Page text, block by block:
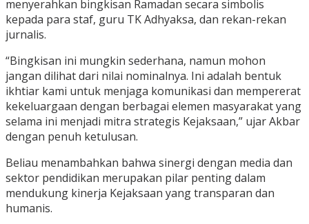
menyerahkan bingkisan Ramadan secara simbolis
kepada para staf, guru TK Adhyaksa, dan rekan-rekan
jurnalis.
“Bingkisan ini mungkin sederhana, namun mohon
jangan dilihat dari nilai nominalnya. Ini adalah bentuk
ikhtiar kami untuk menjaga komunikasi dan mempererat
kekeluargaan dengan berbagai elemen masyarakat yang
selama ini menjadi mitra strategis Kejaksaan,” ujar Akbar
dengan penuh ketulusan.
Beliau menambahkan bahwa sinergi dengan media dan
sektor pendidikan merupakan pilar penting dalam
mendukung kinerja Kejaksaan yang transparan dan
humanis.